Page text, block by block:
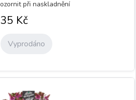
35 Kč
Vyprodáno